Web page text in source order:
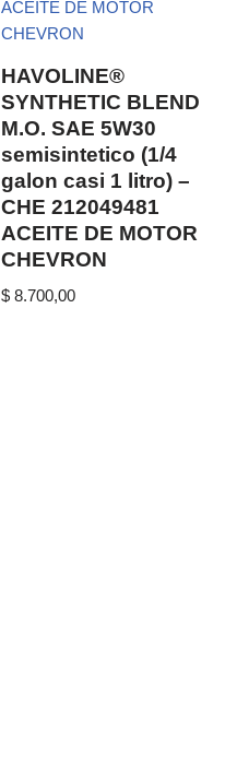
HAVOLINE®
SYNTHETIC BLEND
M.O. SAE 5W30
semisintetico (1/4
galon casi 1 litro) –
CHE 212049481
ACEITE DE MOTOR
CHEVRON
$ 8.700,00